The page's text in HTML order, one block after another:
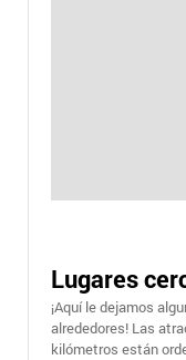
Lugares
¡Aquí le dejamos
alrededores! Las
kilómetros están